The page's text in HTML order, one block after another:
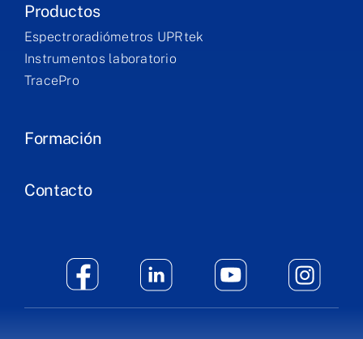
Productos
Espectroradiómetros UPRtek
Instrumentos laboratorio
TracePro
Formación
Contacto